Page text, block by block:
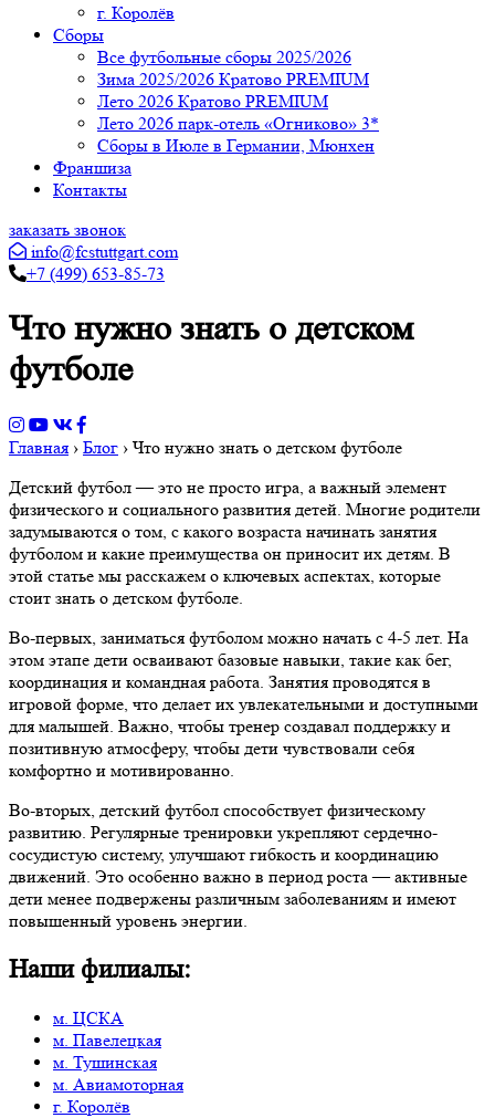
г. Королёв
Сборы
Все футбольные сборы 2025/2026
Зима 2025/2026 Кратово PREMIUM
Лето 2026 Кратово PREMIUM
Лето 2026 парк-отель «Огниково» 3*
Сборы в Июле в Германии, Мюнхен
Франшиза
Контакты
заказать звонок
info@fcstuttgart.com
+7 (499) 653-85-73
Что нужно знать о детском
футболе
Главная › Блог › Что нужно знать о детском футболе
Детский футбол — это не просто игра, а важный элемент
физического и социального развития детей. Многие родители
задумываются о том, с какого возраста начинать занятия
футболом и какие преимущества он приносит их детям. В
этой статье мы расскажем о ключевых аспектах, которые
стоит знать о детском футболе.
Во-первых, заниматься футболом можно начать с 4-5 лет. На
этом этапе дети осваивают базовые навыки, такие как бег,
координация и командная работа. Занятия проводятся в
игровой форме, что делает их увлекательными и доступными
для малышей. Важно, чтобы тренер создавал поддержку и
позитивную атмосферу, чтобы дети чувствовали себя
комфортно и мотивированно.
Во-вторых, детский футбол способствует физическому
развитию. Регулярные тренировки укрепляют сердечно-
сосудистую систему, улучшают гибкость и координацию
движений. Это особенно важно в период роста — активные
дети менее подвержены различным заболеваниям и имеют
повышенный уровень энергии.
Наши филиалы:
м. ЦСКА
м. Павелецкая
м. Тушинская
м. Авиамоторная
г. Королёв